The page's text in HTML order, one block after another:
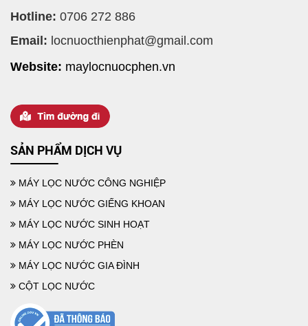
MÁY LỌC NƯỚC GIẾNG KHOAN TỐT NHẤT CHO GIA ĐÌNH
Hotline: 0706 272 886
Email: locnuocthienphat@gmail.com
Website: maylocnuocphen.vn
SẢN PHẨM DỊCH VỤ
MÁY LỌC NƯỚC CÔNG NGHIỆP
MÁY LỌC NƯỚC GIẾNG KHOAN
MÁY LỌC NƯỚC SINH HOẠT
MÁY LỌC NƯỚC PHÈN
MÁY LỌC NƯỚC GIA ĐÌNH
CỘT LỌC NƯỚC